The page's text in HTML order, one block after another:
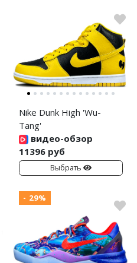
Nike Dunk High 'Wu-
Tang'
видео-обзор
11396 руб
Выбрать
- 29%